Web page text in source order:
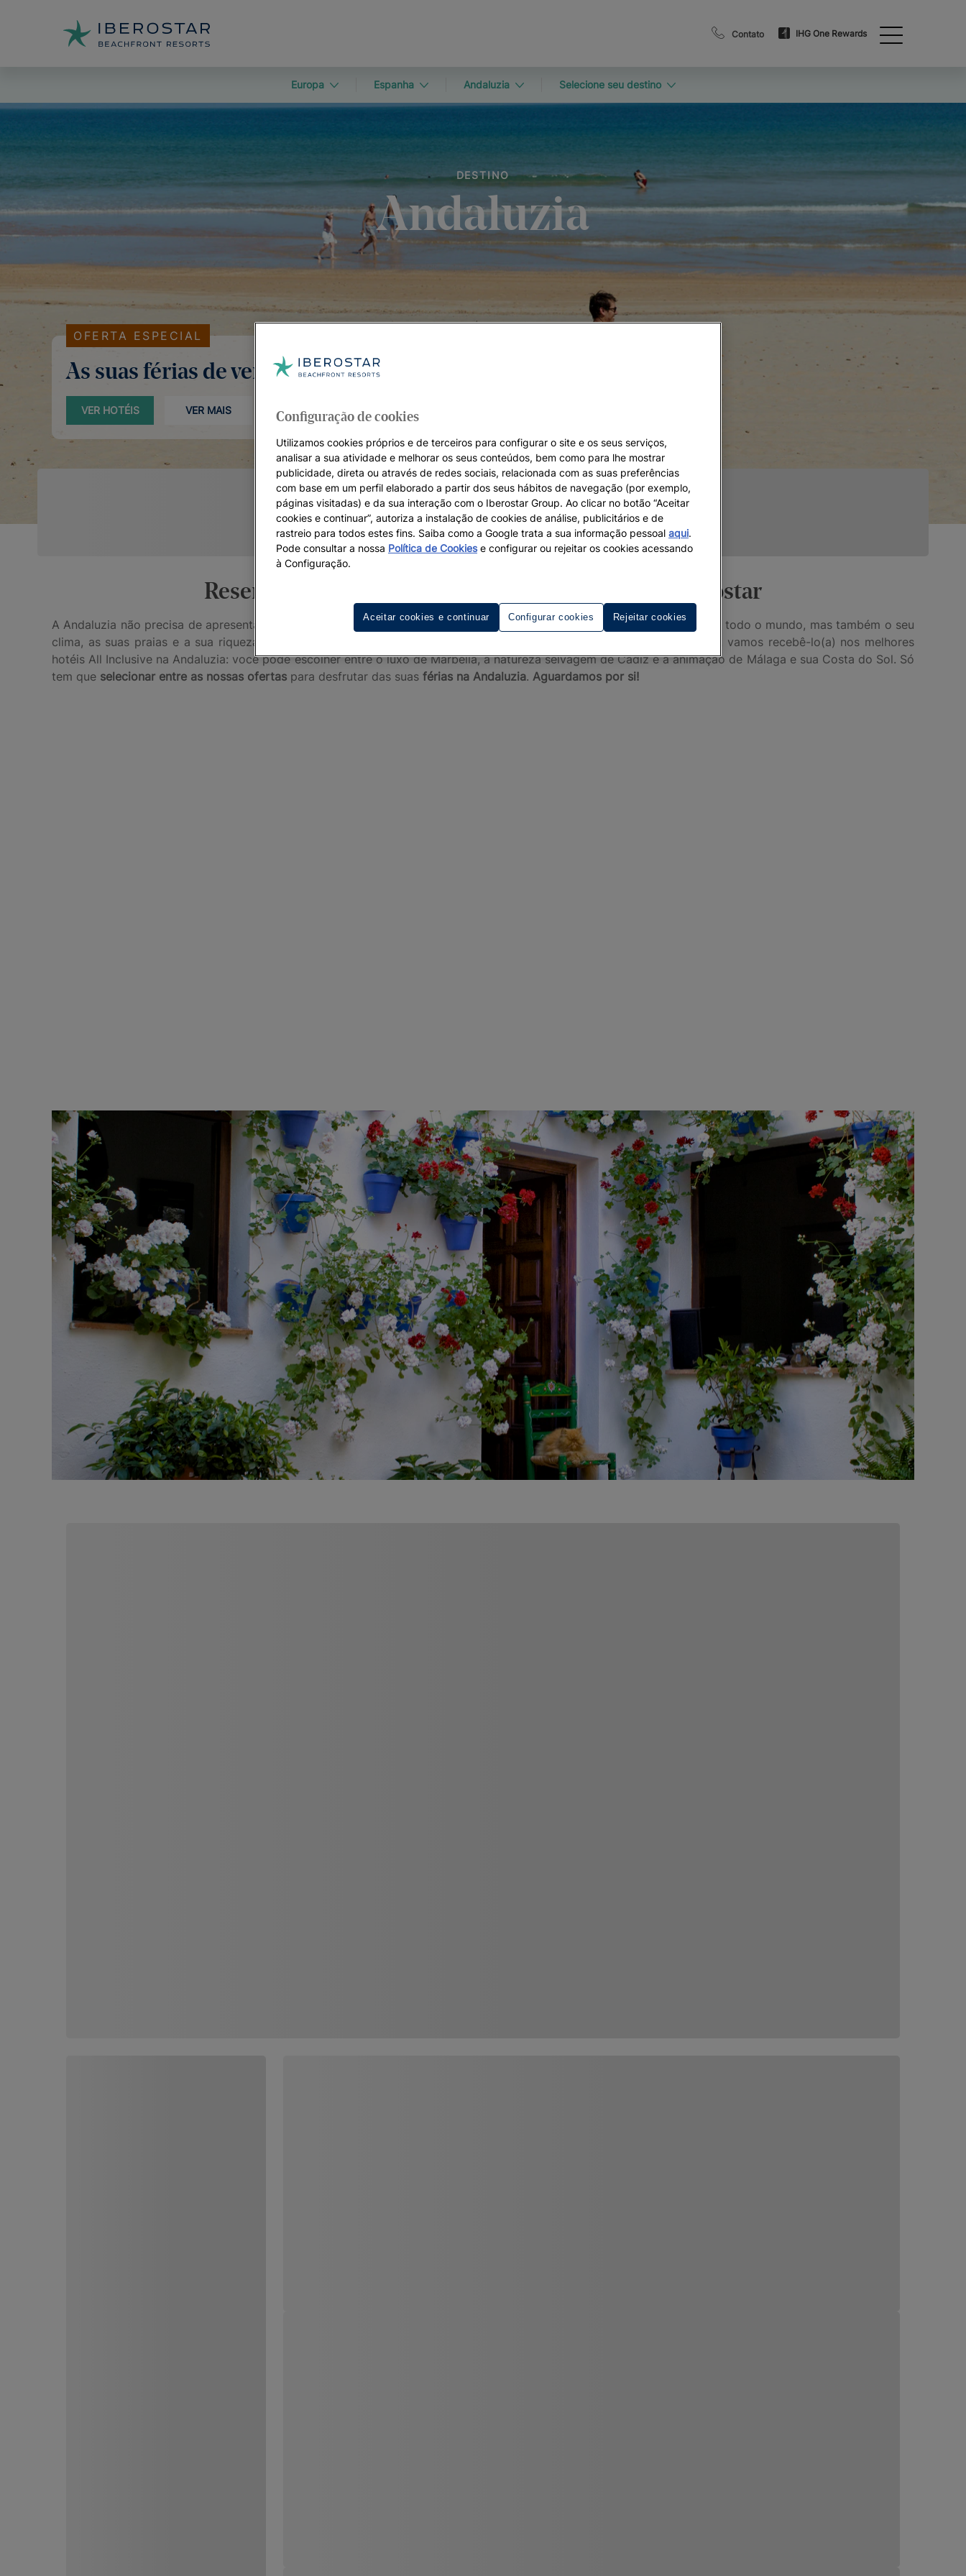
Contato IHG One Rewards
Europa Espanha Andaluzia Selecione seu destino
DESTINO
Andaluzia
OFERTA ESPECIAL
As suas férias de verão
VER HOTÉIS VER MAIS
Reserve os melhores hotéis na Andaluzia com a Iberostar
A Andaluzia não precisa de apresentação. O flamenco, o gaspacho, as suas cores e a sua alegria tornaram-na famosa em todo o mundo, mas também o seu
clima, as suas praias e a sua riqueza cultural fazem com que seja uma das maiores atrações de Espanha. Na Iberostar, vamos recebê-lo(a) nos melhores
hotéis All Inclusive na Andaluzia: você pode escolher entre o luxo de Marbella, a natureza selvagem de Cádiz e a animação de Málaga e sua Costa do Sol. Só
tem que selecionar entre as nossas ofertas para desfrutar das suas férias na Andaluzia. Aguardamos por si!
Configuração de cookies
Utilizamos cookies próprios e de terceiros para configurar o site e os seus serviços,
analisar a sua atividade e melhorar os seus conteúdos, bem como para lhe mostrar
publicidade, direta ou através de redes sociais, relacionada com as suas preferências
com base em um perfil elaborado a partir dos seus hábitos de navegação (por exemplo,
páginas visitadas) e da sua interação com o Iberostar Group. Ao clicar no botão “Aceitar
cookies e continuar”, autoriza a instalação de cookies de análise, publicitários e de
rastreio para todos estes fins. Saiba como a Google trata a sua informação pessoal aqui.
Pode consultar a nossa Política de Cookiese configurar ou rejeitar os cookies acessando
à Configuração.
Configurar cookies Rejeitar cookies
Aceitar cookies e continuar